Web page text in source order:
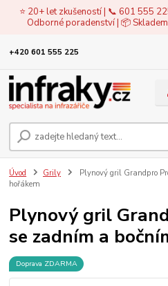
⭐ 20+ let zkušeností | 📞 601 555
Odborné poradenství | 📦
+420 601 555 225
Úvod Grily
Plynový gril Grandpro
hořákem
Plynový gril
se zadním a
Doprava ZDARMA